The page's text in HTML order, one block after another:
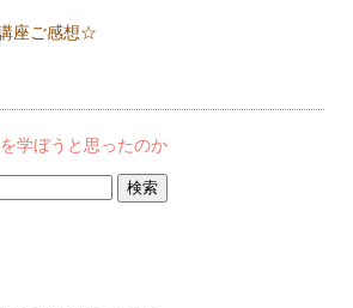
座ご感想☆
学ぼうと思ったのか